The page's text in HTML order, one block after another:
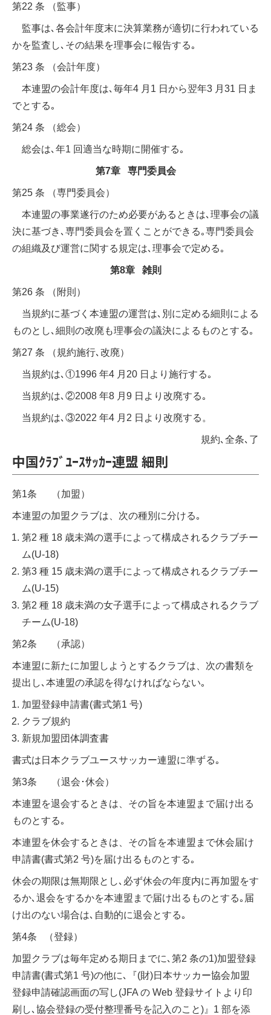
第22 条 （監事）
監事は､各会計年度末に決算業務が適切に行われている
かを監査し､その結果を理事会に報告する｡
第23 条 （会計年度）
本連盟の会計年度は､毎年4 月1 日から翌年3 月31 日ま
でとする｡
第24 条 （総会）
総会は､年1 回適当な時期に開催する｡
第7章 専門委員会
第25 条 （専門委員会）
本連盟の事業遂行のため必要があるときは､理事会の議
決に基づき､専門委員会を置くことができる｡専門委員会
の組織及び運営に関する規定は､理事会で定める｡
第8章 雑則
第26 条 （附則）
当規約に基づく本連盟の運営は､別に定める細則による
ものとし､細則の改廃も理事会の議決によるものとする｡
第27 条 （規約施行､改廃）
当規約は､①1996 年4 月20 日より施行する｡
当規約は､②2008 年8 月9 日より改廃する｡
当規約は､③2022 年4 月2 日より改廃する。
規約､全条､了
中国ｸﾗﾌﾞﾕｰｽｻｯｶｰ連盟 細則
第1条 （加盟）
本連盟の加盟クラブは、次の種別に分ける｡
第2 種 18 歳未満の選手によって構成されるクラブチー
ム(U-18)
第3 種 15 歳未満の選手によって構成されるクラブチー
ム(U-15)
第2 種 18 歳未満の女子選手によって構成されるクラブ
チーム(U-18)
第2条 （承認）
本連盟に新たに加盟しようとするクラブは、次の書類を
提出し､本連盟の承認を得なければならない｡
加盟登録申請書(書式第1 号)
クラブ規約
新規加盟団体調査書
書式は日本クラブユースサッカー連盟に準ずる｡
第3条 （退会･休会）
本連盟を退会するときは、その旨を本連盟まで届け出る
ものとする｡
本連盟を休会するときは、その旨を本連盟まで休会届け
申請書(書式第2 号)を届け出るものとする｡
休会の期限は無期限とし､必ず休会の年度内に再加盟をす
るか､退会をするかを本連盟まで届け出るものとする｡届
け出のない場合は､自動的に退会とする｡
第4条 （登録）
加盟クラブは毎年定める期日までに､第2 条の1)加盟登録
申請書(書式第1 号)の他に､『(財)日本サッカー協会加盟
登録申請確認画面の写し(JFA の Web 登録サイトより印
刷し､協会登録の受付整理番号を記入のこと)』1 部を添